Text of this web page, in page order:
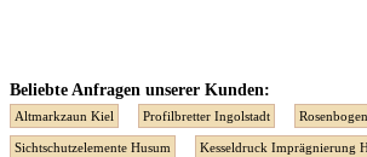
Beliebte Anfragen unserer Kunden:
Altmarkzaun Kiel Profilbretter Ingolstadt
Sichtschutzelemente Husum Kesseldruck Imprägnierung